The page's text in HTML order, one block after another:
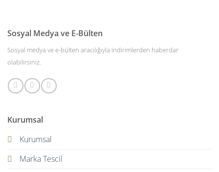
Sosyal Medya ve E-Bülten
Sosyal medya ve e-bülten aracılığıyla indirimlerden haberdar
olabilirsiniz.
Kurumsal
Kurumsal
Marka Tescil